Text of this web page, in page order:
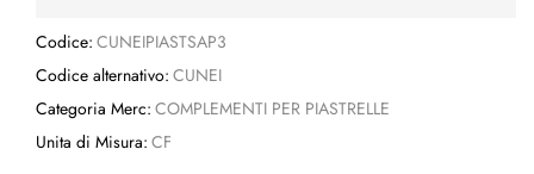
Codice: CUNEIPIASTSAP3
Codice alternativo: CUNEI
Categoria Merc: COMPLEMENTI PER PIASTRELLE
Unita di Misura: CF